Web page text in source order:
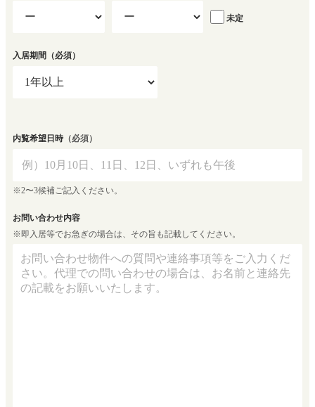
未定
入居期間 （必須）
内覧希望日時 （必須）
※2〜3候補ご記入ください。
お問い合わせ内容
※即入居等でお急ぎの場合は、その旨も記載してください。